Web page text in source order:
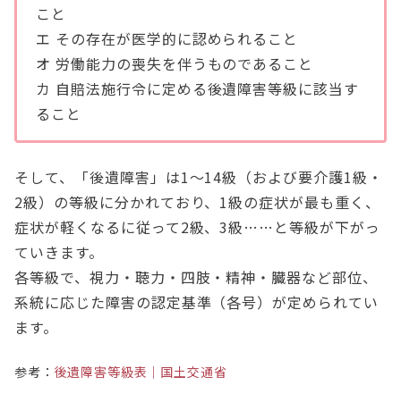
こと
エ その存在が医学的に認められること
オ 労働能力の喪失を伴うものであること
カ 自賠法施行令に定める後遺障害等級に該当す
ること
そして、「後遺障害」は1～14級（および要介護1級・
2級）の等級に分かれており、1級の症状が最も重く、
症状が軽くなるに従って2級、3級……と等級が下がっ
ていきます。
各等級で、視力・聴力・四肢・精神・臓器など部位、
系統に応じた障害の認定基準（各号）が定められてい
ます。
参考： 後遺障害等級表｜国土交通省